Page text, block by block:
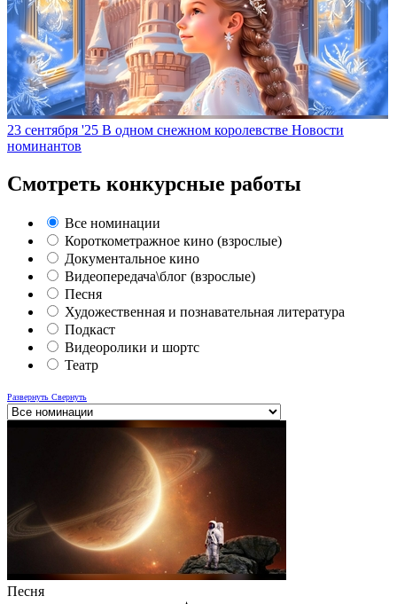
23 сентября '25 В одном снежном королевстве Новости
номинантов
Смотреть конкурсные работы
Все номинации
Короткометражное кино (взрослые)
Документальное кино
Видеопередача\блог (взрослые)
Песня
Художественная и познавательная литература
Подкаст
Видеоролики и шортс
Театр
Развернуть Свернуть
Песня